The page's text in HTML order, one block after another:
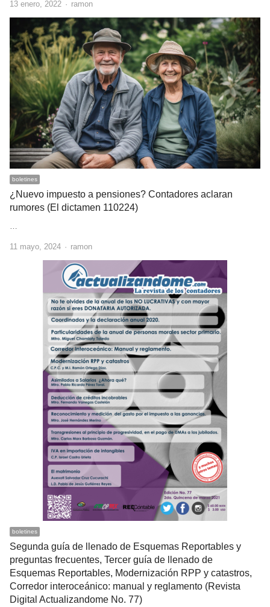
13 enero, 2022 Author
ramon
boletines
¿Nuevo impuesto a pensiones? Contadores aclaran
rumores (El dictamen 110224)
…
11 mayo, 2024 Author
ramon
boletines
Segunda guía de llenado de Esquemas Reportables y
preguntas frecuentes, Tercer guía de llenado de
Esquemas Reportables, Modernización RPP y catastros,
Corredor interoceánico: manual y reglamento (Revista
Digital Actualizandome No. 77)